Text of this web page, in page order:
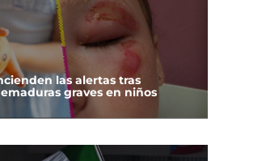
las alertas tras
graves en niños